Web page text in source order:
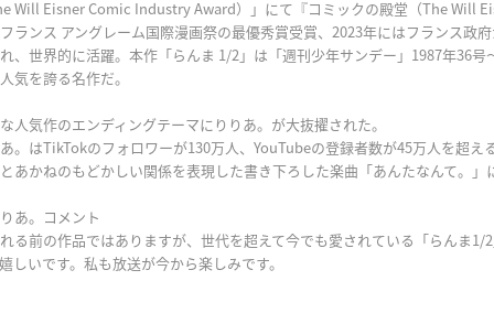
Will Eisner Comic Industry Award）」にて『コミックの殿堂（The Will
ランス アングレーム国際漫画祭の最優秀賞受賞、2023年にはフランス政
、世界的に活躍。本作「らんま 1/2」は「週刊少年サンデー」1987年36号
気を誇る名作だ。
人気作のエンディングテーマにりりあ。が大抜擢された。
。はTikTokのフォロワーが130万人、YouTubeの登録者数が45万人を超え
あかねのもどかしい関係を表現した書き下ろした楽曲「あんたなんて。」
あ。コメント
る前の作品ではありますが、世代を超えて今でも愛されている「らんま1/
しいです。私も放送が今から楽しみです。